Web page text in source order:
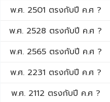
พ.ศ. 2501 ตรงกับปี ค.ศ ?
พ.ศ. 2528 ตรงกับปี ค.ศ ?
พ.ศ. 2565 ตรงกับปี ค.ศ ?
พ.ศ. 2231 ตรงกับปี ค.ศ ?
พ.ศ. 2112 ตรงกับปี ค.ศ ?